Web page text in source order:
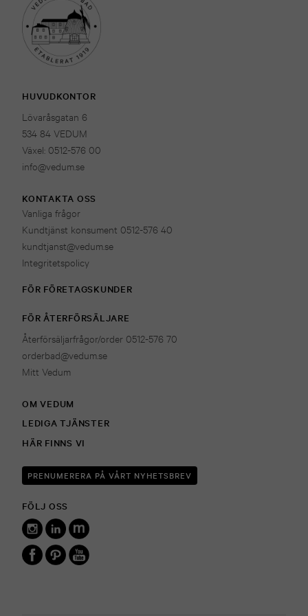
HUVUDKONTOR
Lövaråsgatan 6
534 84 VEDUM
Växel: 0512-576 00
info@vedum.se
KONTAKTA OSS
Vanliga frågor
Kundtjänst konsument 0512-576 40
kundtjanst@vedum.se
Integritetspolicy
FÖR FÖRETAGSKUNDER
FÖR ÅTERFÖRSÄLJARE
Återförsäljarfrågor/order 0512-576 70
orderbad@vedum.se
Mitt Vedum
OM VEDUM
LEDIGA TJÄNSTER
HÄR FINNS VI
PRENUMERERA PÅ VÅRT NYHETSBREV
FÖLJ OSS